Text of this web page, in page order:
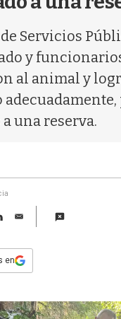
Servicios
y
al animal y
una reserva.
L
n
E
i
l
en